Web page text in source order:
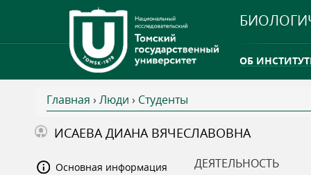
ОБ
ТГУ ОТКРЫЛ
В
ы
Главная › Люди › Студенты
ИСАЕВА ДИАНА ВЯЧЕСЛАВОВНА
Основная информация
ДЕЯТЕЛЬНОСТЬ